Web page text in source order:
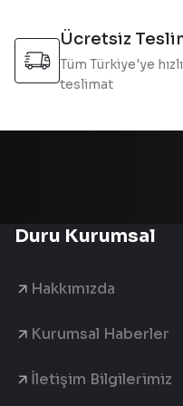
Bu ürüne benzer
Ücretsiz
Tüm Türkiye'ye
teslimat
Duru Kurumsal
Hakkımızda
Kurumsal Haberler
İletişim Bilgilerimiz